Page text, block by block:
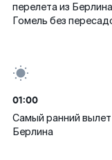
перелета из
Гомель без
01:00
Самый ранний вылет
Берлина